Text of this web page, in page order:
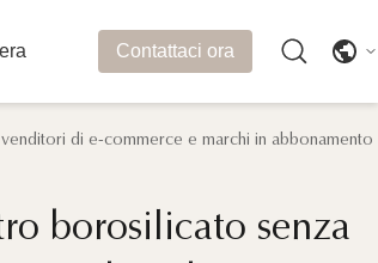
Contattaci ora
di e-commerce e marchi in abbonamento
borosilicato senza
borosilicato senza